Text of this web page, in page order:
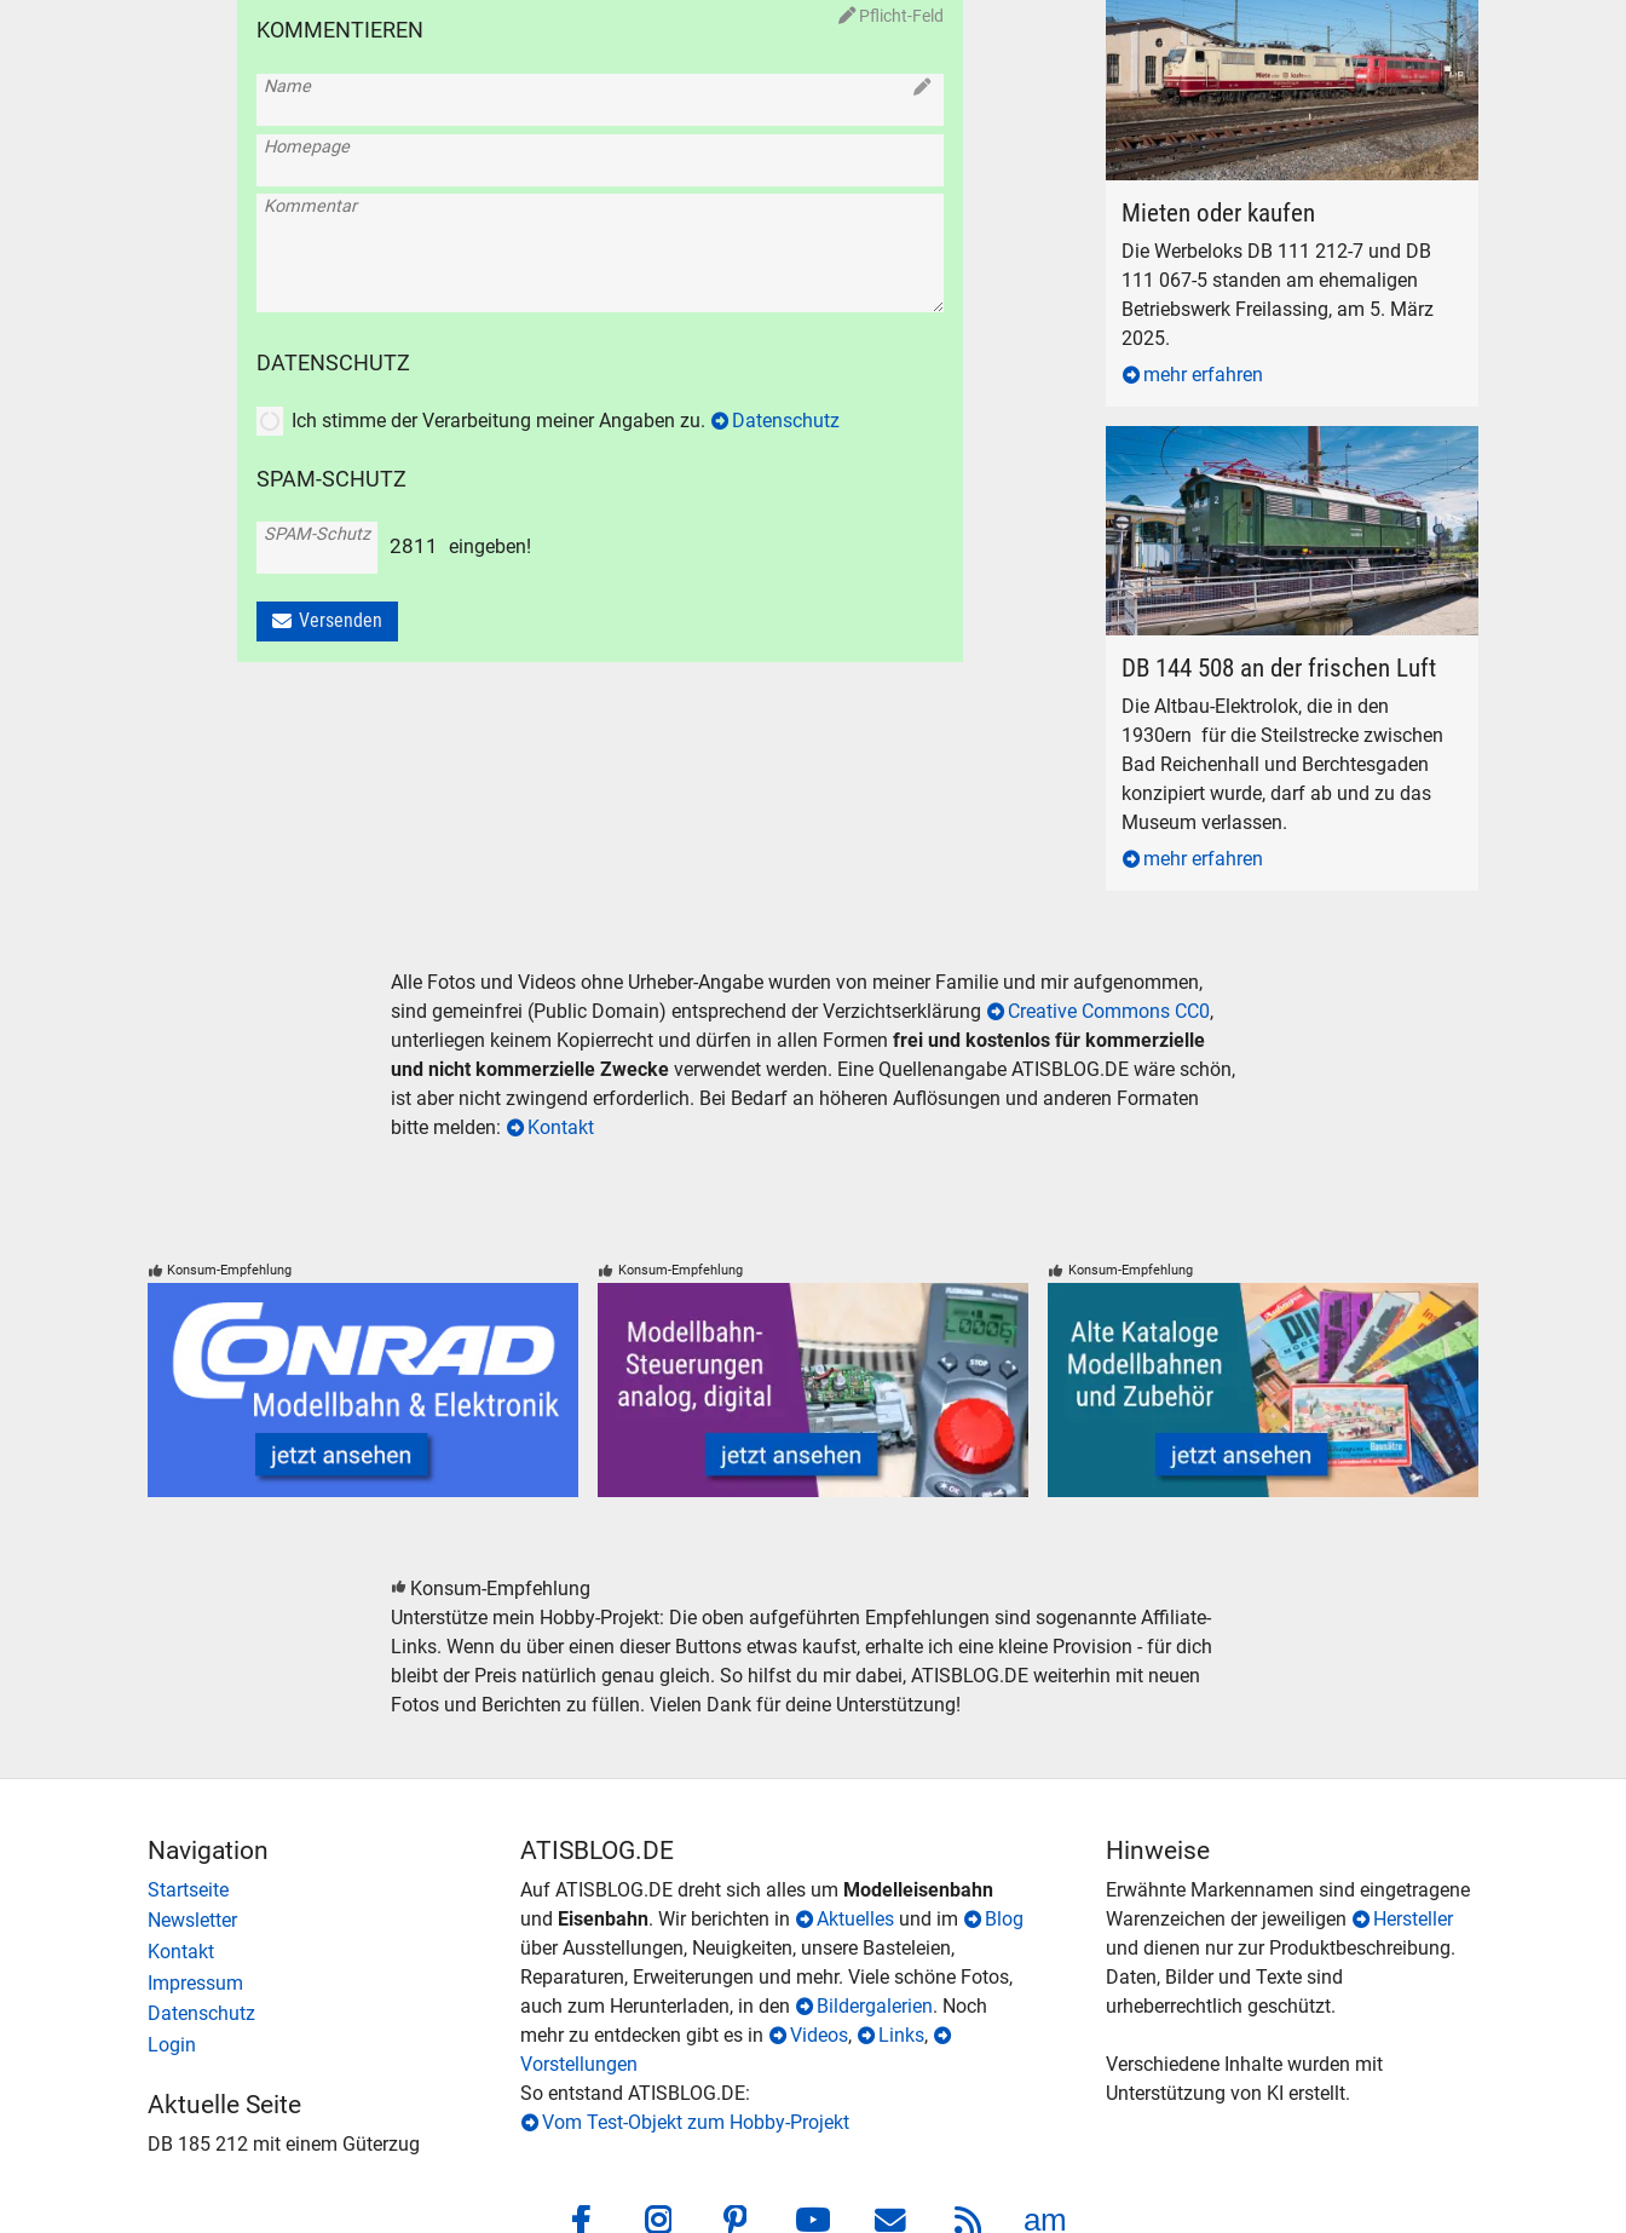
Pflicht-Feld
KOMMENTIEREN
Name
Homepage
Kommentar
DATENSCHUTZ
Ich stimme der Verarbeitung meiner Angaben zu. Datenschutz
SPAM-SCHUTZ
SPAM-Schutz 281 1 eingeben!
Versenden
Mieten oder kaufen
Die Werbeloks DB 111 212-7 und DB
111 067-5 standen am ehemaligen
Betriebswerk Freilassing, am 5. März
2025.
mehr erfahren
DB 144 508 an der frischen Luft
Die Altbau-Elektrolok, die in den
1930ern für die Steilstrecke zwischen
Bad Reichenhall und Berchtesgaden
konzipiert wurde, darf ab und zu das
Museum verlassen.
mehr erfahren
Alle Fotos und Videos ohne Urheber-Angabe wurden von meiner Familie und mir aufgenommen,
sind gemeinfrei (Public Domain) entsprechend der Verzichtserklärung
Creative Commons CC0,
unterliegen keinem Kopierrecht und dürfen in allen Formen frei und kostenlos für kommerzielle
und nicht kommerzielle Zweckeverwendet werden. Eine Quellenangabe ATISBLOG.DE wäre schön,
ist aber nicht zwingend erforderlich. Bei Bedarf an höheren Auflösungen und anderen Formaten
bitte melden:
Kontakt
Konsum-Empfehlung Konsum-Empfehlung Konsum-Empfehlung
Konsum-Empfehlung
Unterstütze mein Hobby-Projekt: Die oben aufgeführten Empfehlungen sind sogenannte Affiliate-
Links. Wenn du über einen dieser Buttons etwas kaufst, erhalte ich eine kleine Provision - für dich
bleibt der Preis natürlich genau gleich. So hilfst du mir dabei, ATISBLOG.DE weiterhin mit neuen
Fotos und Berichten zu füllen. Vielen Dank für deine Unterstützung!
Navigation
Startseite
Newsletter
Kontakt
Impressum
Datenschutz
Login
Aktuelle Seite
DB 185 212 mit einem Güterzug
ATISBLOG.DE
Auf ATISBLOG.DE dreht sich alles um Modelleisenbahn
und Eisenbahn. Wir berichten in Aktuelles und im
Blog
über Ausstellungen, Neuigkeiten, unsere Basteleien,
Reparaturen, Erweiterungen und mehr. Viele schöne Fotos,
auch zum Herunterladen, in den
Bildergalerien. Noch
mehr zu entdecken gibt es in
Videos, Links,
Vorstellungen
So entstand ATISBLOG.DE:
Vom Test-Objekt zum Hobby-Projekt
Hinweise
Erwähnte Markennamen sind eingetragene
Warenzeichen der jeweiligen
Hersteller
und dienen nur zur Produktbeschreibung.
Daten, Bilder und Texte sind
urheberrechtlich geschützt.
Verschiedene Inhalte wurden mit
Unterstützung von KI erstellt.
SUCHEN
Suche ...